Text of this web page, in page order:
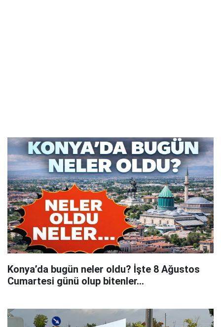
Konya’da bugün neler oldu? İşte 8 Ağustos
Cumartesi günü olup bitenler…